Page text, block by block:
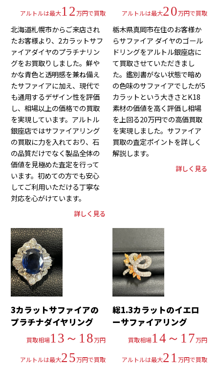
アルトルは最大12万円で買取
北海道札幌市からご来店され
たお客様より、2カラットサフ
ァイアダイヤのプラチナリン
グをお買取りしました。鮮や
かな青色と透明感を兼ね備え
たサファイアに加え、現代で
も通用するデザイン性を評価
し、相場以上の価格での買取
を実現しています。アルトル
銀座店ではサファイアリング
の買取に力を入れており、石
の品質だけでなく製品全体の
価値を見極めた査定を行って
います。初めての方でも安心
してご利用いただける丁寧な
対応を心がけています。
詳しく見る
アルトルは最大20万円で買取
栃木県真岡市在住のお客様か
らサファイア ダイヤのゴール
ドリングをアルトル銀座店に
て買取させていただきまし
た。鑑別書がない状態で暗め
の色味のサファイアでしたが5
カラットという大きさとK18
素材の価値を高く評価し相場
を上回る20万円での高価買取
を実現しました。サファイア
買取の査定ポイントを詳しく
解説します。
詳しく見る
3カラットサファイアの
プラチナダイヤリング
買取相場13～18万円
アルトルは最大25万円で買取
総1.3カラットのイエロ
ーサファイアリング
買取相場14～17万円
アルトルは最大21万円で買取